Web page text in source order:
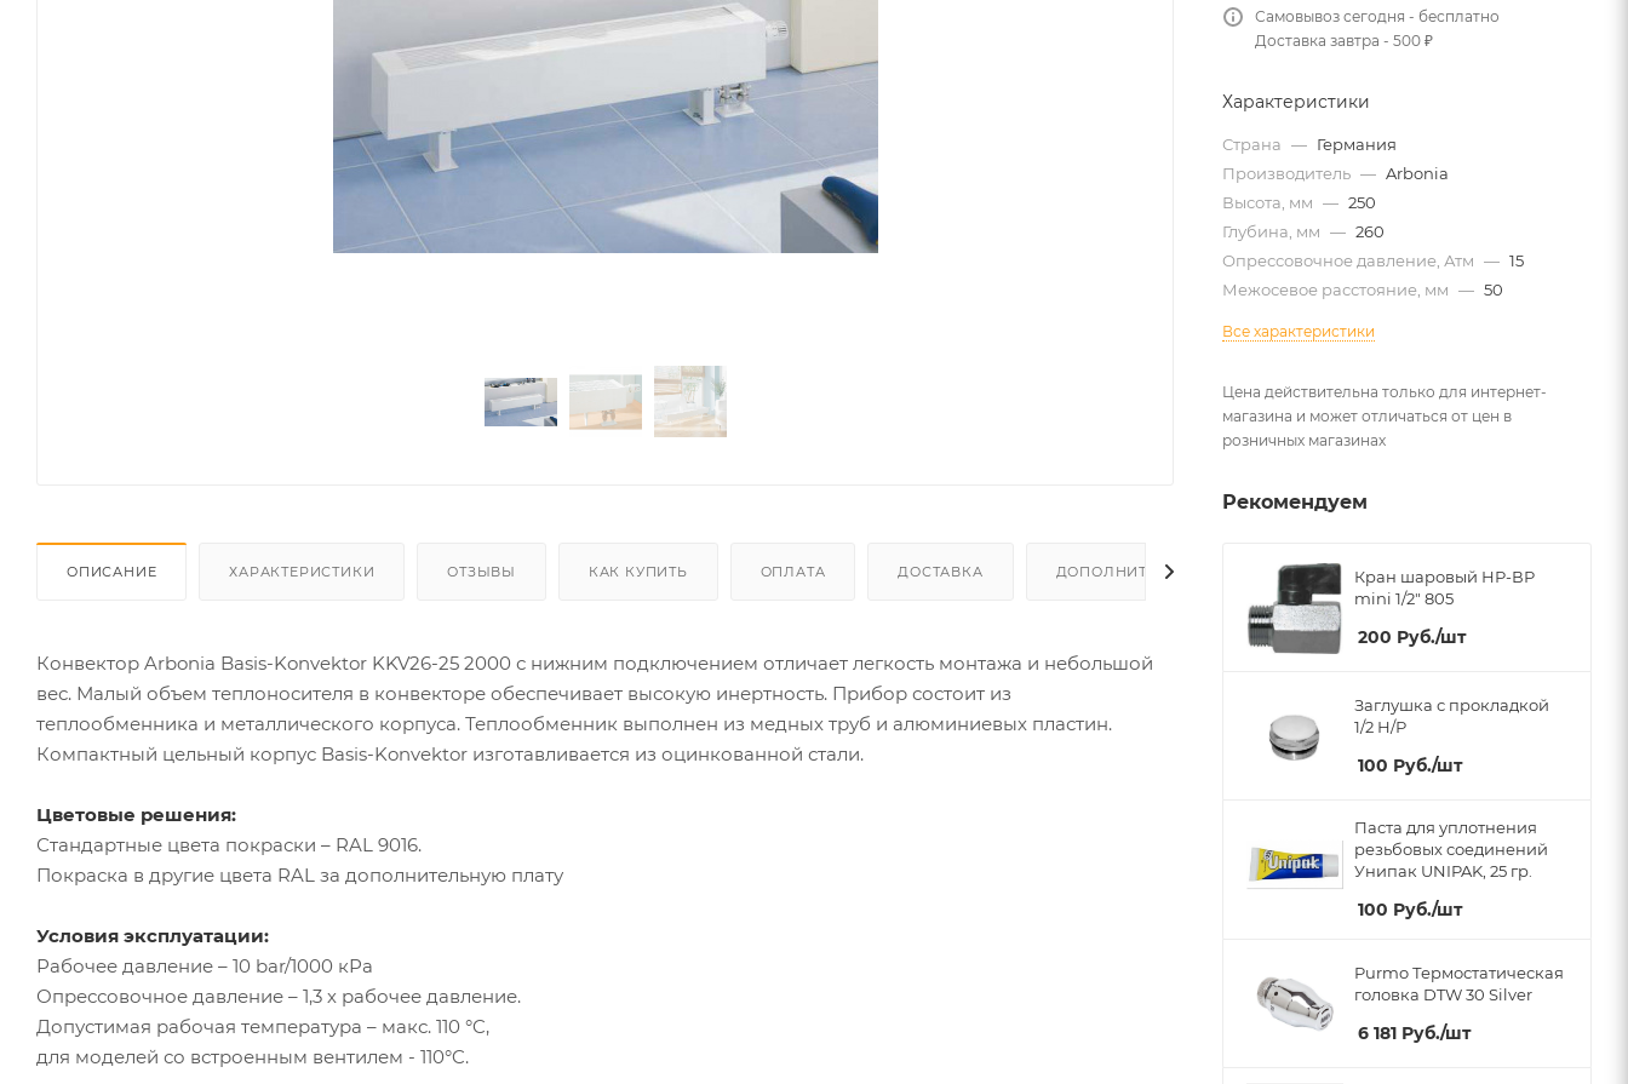
ОПИСАНИЕ ХАРАКТЕРИСТИКИ ОТЗЫВЫ КАК КУПИТЬ ОПЛАТА ДОСТАВКА ДОПОЛНИТЕЛЬНО
Конвектор Arbonia Basis-Konvektor KKV26-25 2000 с нижним подключением отличает легкость монтажа и небольшой
вес. Малый объем теплоносителя в конвекторе обеспечивает высокую инертность. Прибор состоит из
теплообменника и металлического корпуса. Теплообменник выполнен из медных труб и алюминиевых пластин.
Компактный цельный корпус Basis-Konvektor изготавливается из оцинкованной стали.
Цветовые решения:
Стандартные цвета покраски – RAL 9016.
Покраска в другие цвета RAL за дополнительную плату
Условия эксплуатации:
Рабочее давление – 10 bar/1000 кРа
Опрессовочное давление – 1,3 х рабочее давление.
Допустимая рабочая температура – макс. 110 °C,
для моделей со встроенным вентилем - 110°C.
Самовывоз сегодня - бесплатно
Доставка завтра - 500 ₽
Характеристики
Страна — Германия
Производитель — Arbonia
Высота, мм — 250
Глубина, мм — 260
Опрессовочное давление, Атм — 15
Межосевое расстояние, мм — 50
Все характеристики
Цена действительна только для интернет-
магазина и может отличаться от цен в
розничных магазинах
Рекомендуем
Кран шаровый НР-ВР
mini 1/2" 805
200 Руб./шт
Заглушка с прокладкой
1/2 Н/Р
100 Руб./шт
Паста для уплотнения
резьбовых соединений
Унипак UNIPAK, 25 гр.
100 Руб./шт
Purmo Термостатическая
головка DTW 30 Silver
6 181 Руб./шт